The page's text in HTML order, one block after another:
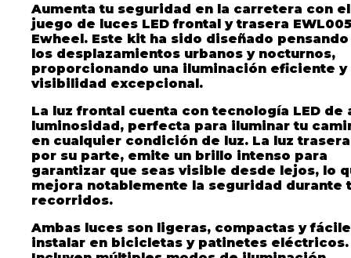
Aumenta tu seguridad en la carretera con el
juego de luces LED frontal y trasera
Ewheel. Este kit ha sido diseñado pensando
los desplazamientos urbanos y nocturnos,
proporcionando una iluminación eficiente y
visibilidad excepcional.
La luz frontal cuenta con tecnología LED de
luminosidad, perfecta para iluminar tu
en cualquier condición de luz. La luz
por su parte, emite un brillo intenso para
garantizar que seas visible desde lejos, lo
mejora notablemente la seguridad durante
recorridos.
Ambas luces son ligeras, compactas y
instalar en bicicletas y patinetes eléctricos.